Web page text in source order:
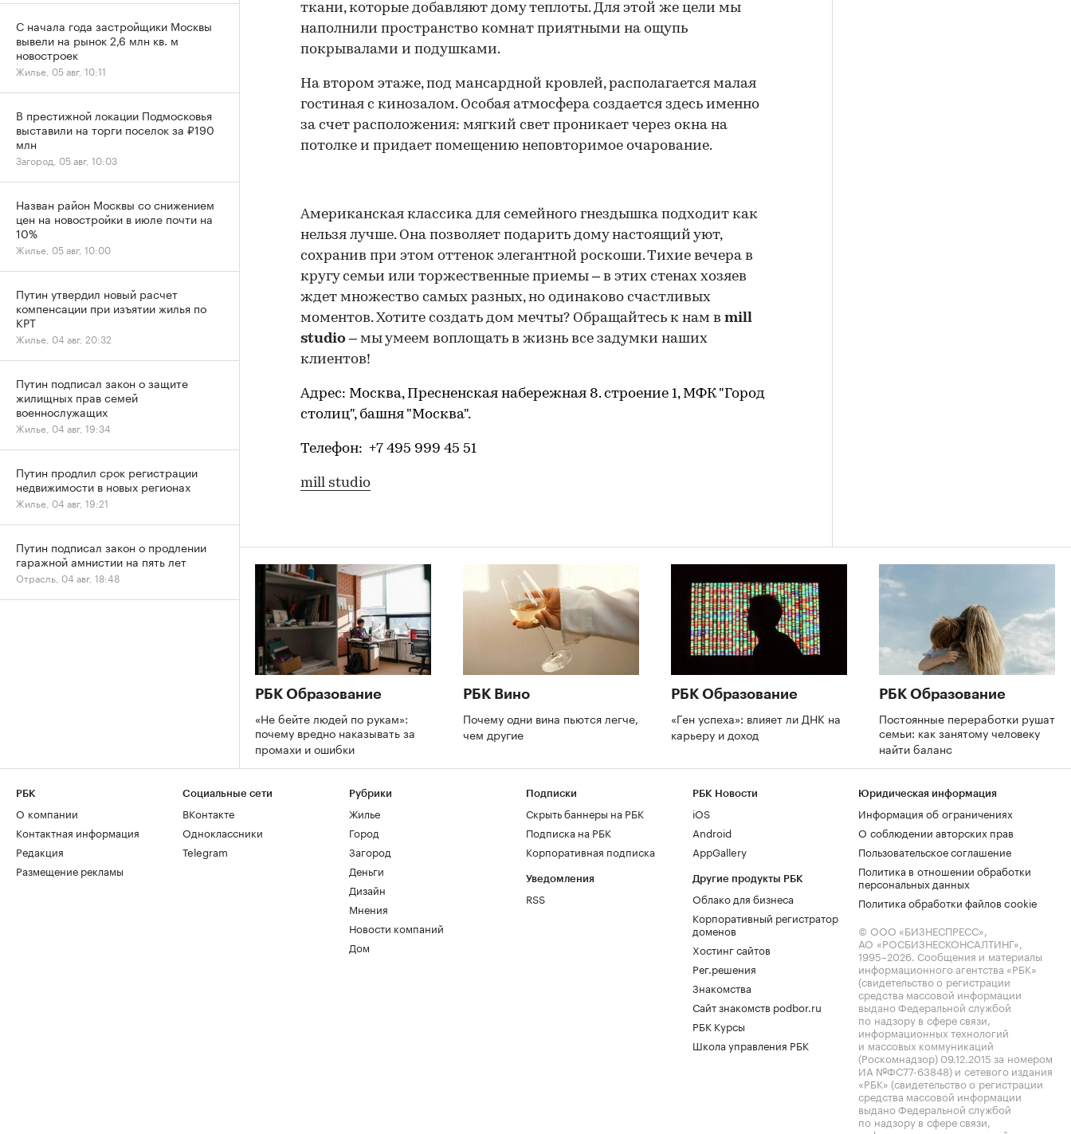
ткани, которые добавляют дому теплоты. Для этой же цели мы
наполнили пространство комнат приятными на ощупь
покрывалами и подушками.
На втором этаже, под мансардной кровлей, располагается малая
гостиная с кинозалом. Особая атмосфера создается здесь именно
за счет расположения: мягкий свет проникает через окна на
потолке и придает помещению неповторимое очарование.
Американская классика для семейного гнездышка подходит как
нельзя лучше. Она позволяет подарить дому настоящий уют,
сохранив при этом оттенок элегантной роскоши. Тихие вечера в
кругу семьи или торжественные приемы – в этих стенах хозяев
ждет множество самых разных, но одинаково счастливых
моментов. Хотите создать дом мечты? Обращайтесь к нам в mill
studio – мы умеем воплощать в жизнь все задумки наших
клиентов!
Адрес: Москва, Пресненская набережная 8. строение 1, МФК "Город
столиц", башня "Москва".
Телефон: +7 495 999 45 51
mill studio
РБК Образование
«Не бейте людей по рукам»:
почему вредно наказывать за
промахи и ошибки
РБК Вино
Почему одни вина пьются легче,
чем другие
РБК Образование
«Ген успеха»: влияет ли ДНК на
карьеру и доход
РБК Образование
Постоянные переработки рушат
семьи: как занятому человеку
найти баланс
С начала года застройщики Москвы
вывели на рынок 2,6 млн кв. м
новостроек
Жилье, 05 авг, 10:11
В престижной локации Подмосковья
выставили на торги поселок за ₽190
млн
Загород, 05 авг, 10:03
Назван район Москвы со снижением
цен на новостройки в июле почти на
10%
Жилье, 05 авг, 10:00
Путин утвердил новый расчет
компенсации при изъятии жилья по
КРТ
Жилье, 04 авг, 20:32
Путин подписал закон о защите
жилищных прав семей
военнослужащих
Жилье, 04 авг, 19:34
Путин продлил срок регистрации
недвижимости в новых регионах
Жилье, 04 авг, 19:21
Путин подписал закон о продлении
гаражной амнистии на пять лет
Отрасль, 04 авг, 18:48
РБК
О компании
Контактная информация
Редакция
Размещение рекламы
Социальные сети
ВКонтакте
Одноклассники
Telegram
Рубрики
Жилье
Город
Загород
Деньги
Дизайн
Мнения
Новости компаний
Дом
Подписки
Скрыть баннеры на РБК
Подписка на РБК
Корпоративная подписка
Уведомления
RSS
РБК Новости
iOS
Android
AppGallery
Другие продукты РБК
Облако для бизнеса
Корпоративный регистратор
доменов
Хостинг сайтов
Рег.решения
Знакомства
Сайт знакомств podbor.ru
РБК Курсы
Школа управления РБК
Юридическая информация
Информация об ограничениях
О соблюдении авторских прав
Пользовательское соглашение
Политика в отношении обработки
персональных данных
Политика обработки файлов cookie
© ООО «БИЗНЕСПРЕСС»,
АО «РОСБИЗНЕСКОНСАЛТИНГ»,
1995–2026. Сообщения и материалы
информационного агентства «РБК»
(свидетельство о регистрации
средства массовой информации
выдано Федеральной службой
по надзору в сфере связи,
информационных технологий
и массовых коммуникаций
(Роскомнадзор) 09.12.2015 за номером
ИА №ФС77-63848) и сетевого издания
«РБК» (свидетельство о регистрации
средства массовой информации
выдано Федеральной службой
по надзору в сфере связи,